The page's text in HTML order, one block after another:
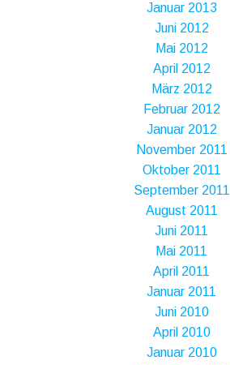
Januar 2013
Juni 2012
Mai 2012
April 2012
März 2012
Februar 2012
Januar 2012
November 2011
Oktober 2011
September 2011
August 2011
Juni 2011
Mai 2011
April 2011
Januar 2011
Juni 2010
April 2010
Januar 2010